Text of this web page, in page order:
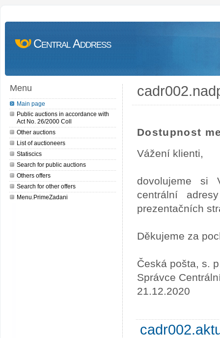
Central Address
Menu
Main page
Public auctions in accordance with
Act No. 26/2000 Coll
Other auctions
List of auctioneers
Statiscics
Search for public auctions
Others offers
Search for other offers
Menu.PrimeZadani
Dostupnost
Vážení klienti,
dovolujeme si
centrální
prezentačních
Děkujeme za
Česká pošta, s.
Správce
21.12.2020